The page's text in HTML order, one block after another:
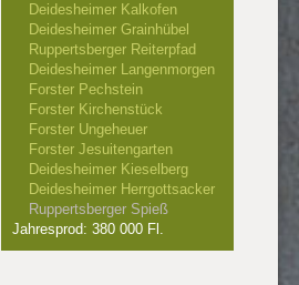
Deidesheimer Kalkofen
Deidesheimer Grainhübel
Ruppertsberger Reiterpfad
Deidesheimer Langenmorgen
Forster Pechstein
Forster Kirchenstück
Forster Ungeheuer
Forster Jesuitengarten
Deidesheimer Kieselberg
Deidesheimer Herrgottsacker
Ruppertsberger Spieß
Jahresprod: 380 000 Fl.